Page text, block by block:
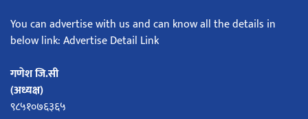
You can advertise with us and can know all the details in
below link: Advertise Detail Link
गणेश जि.सी
(अध्यक्ष)
९८५१०७६३६५